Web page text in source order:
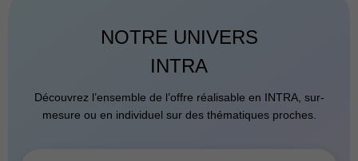
NOTRE UNIVERS
INTRA
Découvrez l’ensemble de l’offre réalisable en INTRA, sur-
mesure ou en individuel sur des thématiques proches.